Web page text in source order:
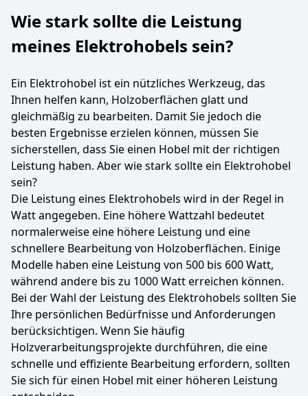
Wie stark sollte die Leistung
meines Elektrohobels sein?
Ein Elektrohobel ist ein nützliches Werkzeug, das
Ihnen helfen kann, Holzoberflächen glatt und
gleichmäßig zu bearbeiten. Damit Sie jedoch die
besten Ergebnisse erzielen können, müssen Sie
sicherstellen, dass Sie einen Hobel mit der richtigen
Leistung haben. Aber wie stark sollte ein Elektrohobel
sein?
Die Leistung eines Elektrohobels wird in der Regel in
Watt angegeben. Eine höhere Wattzahl bedeutet
normalerweise eine höhere Leistung und eine
schnellere Bearbeitung von Holzoberflächen. Einige
Modelle haben eine Leistung von 500 bis 600 Watt,
während andere bis zu 1000 Watt erreichen können.
Bei der Wahl der Leistung des Elektrohobels sollten Sie
Ihre persönlichen Bedürfnisse und Anforderungen
berücksichtigen. Wenn Sie häufig
Holzverarbeitungsprojekte durchführen, die eine
schnelle und effiziente Bearbeitung erfordern, sollten
Sie sich für einen Hobel mit einer höheren Leistung